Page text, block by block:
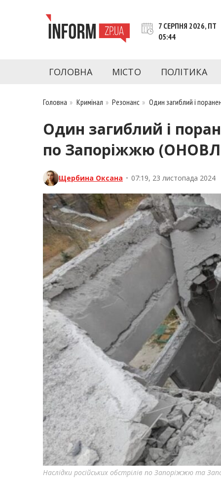
Запоріжжя та Запорізької області на день.
7 СЕРПНЯ 2026, ПТ
05:44
ГОЛОВНА МІСТО ПОЛІТИКА
Головна » Кримінал »Резонанс » Один загиблий і
Один загиблий і
по Запоріжжю
Щербина Оксана • 07:19, 23 листопада 2024
Наслідки російських обстрілів по Запоріжжю та